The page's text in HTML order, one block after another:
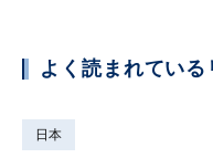
よく読まれている
日本